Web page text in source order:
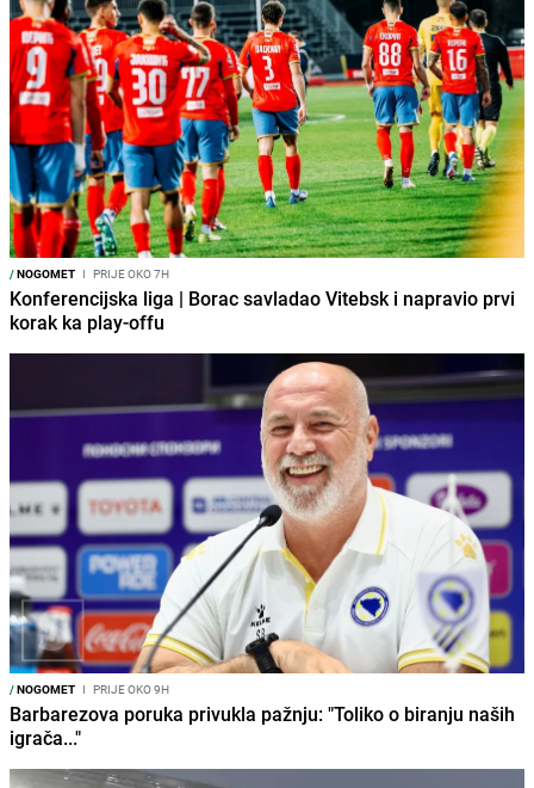
/NOGOMET I PRIJE OKO 7H
Konferencijska liga | Borac savladao Vitebsk i napravio prvi
korak ka play-offu
/NOGOMET I PRIJE OKO 9H
Barbarezova poruka privukla pažnju: "Toliko o biranju naših
igrača..."